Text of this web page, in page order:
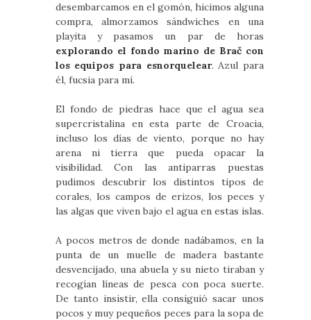
desembarcamos en el gomón, hicimos alguna
compra, almorzamos sándwiches en una
playita y pasamos un par de horas
explorando el fondo marino de Brač con
los equipos para esnorquelear. Azul para
él, fucsia para mí.
El fondo de piedras hace que el agua sea
supercristalina en esta parte de Croacia,
incluso los días de viento, porque no hay
arena ni tierra que pueda opacar la
visibilidad. Con las antiparras puestas
pudimos descubrir los distintos tipos de
corales, los campos de erizos, los peces y
las algas que viven bajo el agua en estas islas.
A pocos metros de donde nadábamos, en la
punta de un muelle de madera bastante
desvencijado, una abuela y su nieto tiraban y
recogían líneas de pesca con poca suerte.
De tanto insistir, ella consiguió sacar unos
pocos y muy pequeños peces para la sopa de